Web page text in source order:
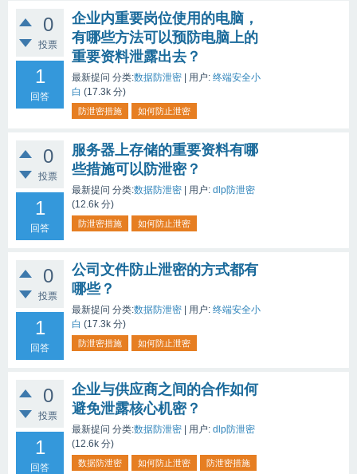
0
投票
1
回答
企业内重要岗位使用的电脑，
有哪些方法可以预防电脑上的
重要资料泄露出去？
最新提问 分类:数据防泄密 用户: 终端安全小
白 (17.3k 分)
防泄密措施 如何防止泄密
0
投票
1
回答
服务器上存储的重要资料有哪
些措施可以防泄密？
最新提问 分类:数据防泄密 用户: dlp防泄密
(12.6k 分)
防泄密措施 如何防止泄密
0
投票
1
回答
公司文件防止泄密的方式都有
哪些？
最新提问 分类:数据防泄密 用户: 终端安全小
白 (17.3k 分)
防泄密措施 如何防止泄密
0
投票
1
回答
企业与供应商之间的合作如何
避免泄露核心机密？
最新提问 分类:数据防泄密 用户: dlp防泄密
(12.6k 分)
数据防泄密 如何防止泄密 防泄密措施